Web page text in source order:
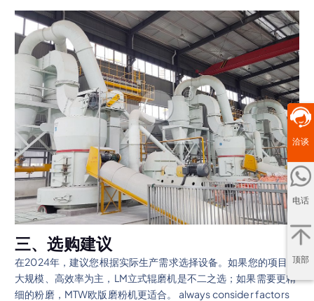
三、选购建议
在2024年，建议您根据实际生产需求选择设备。如果您的项目以
大规模、高效率为主，LM立式辊磨机是不二之选；如果需要更精
细的粉磨，MTW欧版磨粉机更适合。 always consider factors
洽谈
电话
顶部